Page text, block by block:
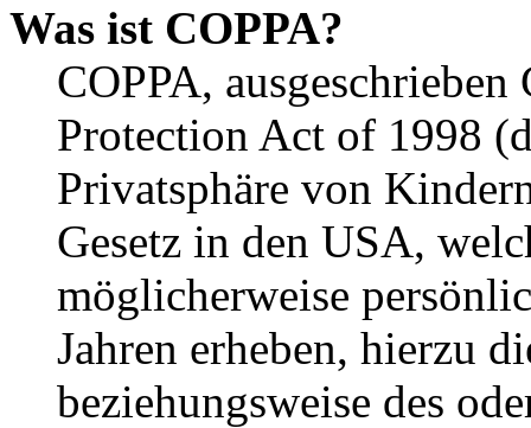
Was ist COPPA?
COPPA,
Protection Act of 1998
Privatsphäre von
Gesetz in den USA,
möglicherweise
Jahren erheben, hierzu
beziehungsweise des